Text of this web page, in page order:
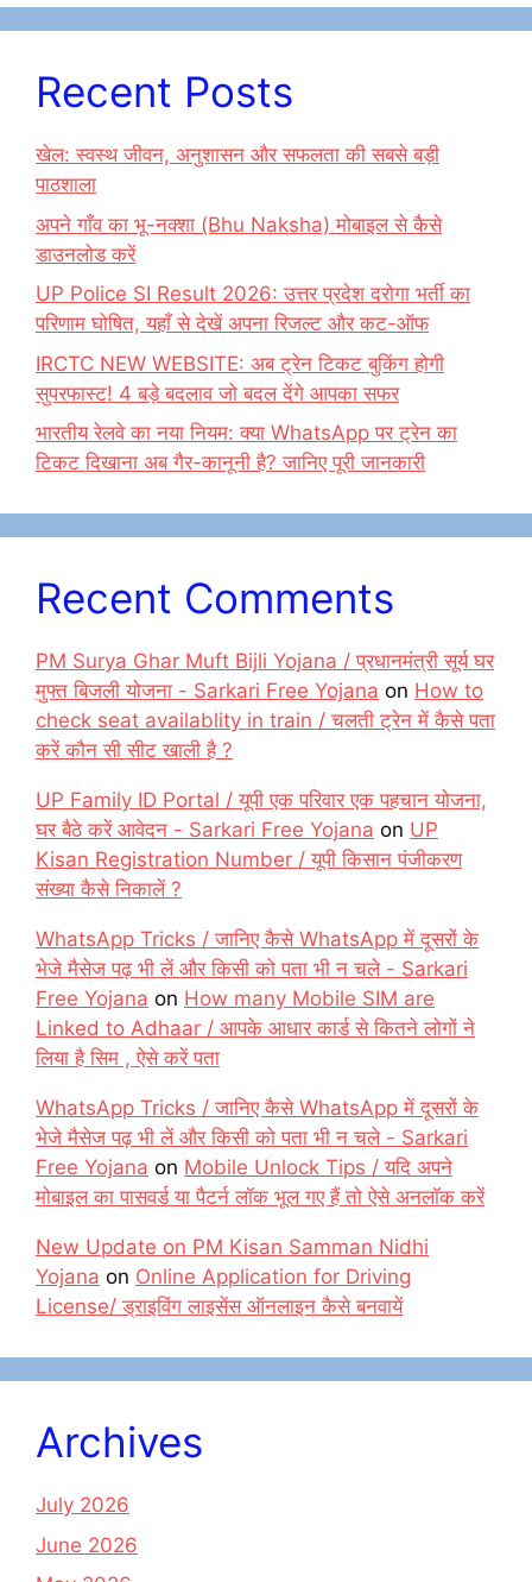
Recent Posts
खेल: स्वस्थ जीवन, अनुशासन और सफलता की सबसे बड़ी
पाठशाला
अपने गाँव का भू-नक्शा (Bhu Naksha) मोबाइल से कैसे
डाउनलोड करें
UP Police SI Result 2026: उत्तर प्रदेश दरोगा भर्ती का
परिणाम घोषित, यहाँ से देखें अपना रिजल्ट और कट-ऑफ
IRCTC NEW WEBSITE: अब ट्रेन टिकट बुकिंग होगी
सुपरफास्ट! 4 बड़े बदलाव जो बदल देंगे आपका सफर
भारतीय रेलवे का नया नियम: क्या WhatsApp पर ट्रेन का
टिकट दिखाना अब गैर-कानूनी है? जानिए पूरी जानकारी
Recent Comments
PM Surya Ghar Muft Bijli Yojana / प्रधानमंत्री सूर्य घर
मुफ्त बिजली योजना - Sarkari Free Yojana on How to
check seat availablity in train / चलती ट्रेन में कैसे पता
करें कौन सी सीट खाली है ?
UP Family ID Portal / यूपी एक परिवार एक पहचान योजना,
घर बैठे करें आवेदन - Sarkari Free Yojana on UP
Kisan Registration Number / यूपी किसान पंजीकरण
संख्या कैसे निकालें ?
WhatsApp Tricks / जानिए कैसे WhatsApp में दूसरों के
भेजे मैसेज पढ़ भी लें और किसी को पता भी न चले - Sarkari
Free Yojana on How many Mobile SIM are
Linked to Adhaar / आपके आधार कार्ड से कितने लोगों ने
लिया है सिम , ऐसे करें पता
WhatsApp Tricks / जानिए कैसे WhatsApp में दूसरों के
भेजे मैसेज पढ़ भी लें और किसी को पता भी न चले - Sarkari
Free Yojana on Mobile Unlock Tips / यदि अपने
मोबाइल का पासवर्ड या पैटर्न लॉक भूल गए हैं तो ऐसे अनलॉक करें
New Update on PM Kisan Samman Nidhi
Yojana on Online Application for Driving
License/ ड्राइविंग लाइसेंस ऑनलाइन कैसे बनवायें
Archives
July 2026
June 2026